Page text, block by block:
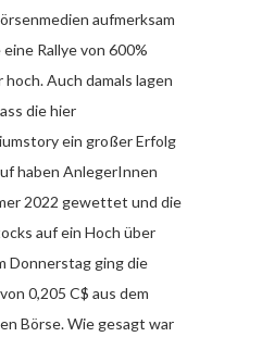
aufmerksam
Rallye von 600%
Auch damals lagen
die hier
ein großer Erfolg
haben AnlegerInnen
2022 gewettet und die
auf ein Hoch über
Donnerstag ging die
0,205 C$ aus dem
Börse. Wie gesagt war